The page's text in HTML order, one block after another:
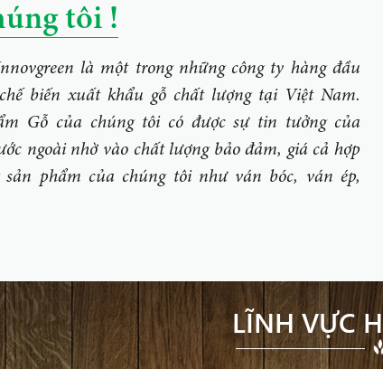
tôi !
là một trong những công ty hàng đầu
biến xuất khẩu gỗ chất lượng tại Việt Nam.
Gỗ của chúng tôi có được sự tin tưởng của
ngoài nhờ vào chất lượng bảo đảm, giá cả hợp
phẩm của chúng tôi như ván bóc, ván ép,
LĨNH VỰC